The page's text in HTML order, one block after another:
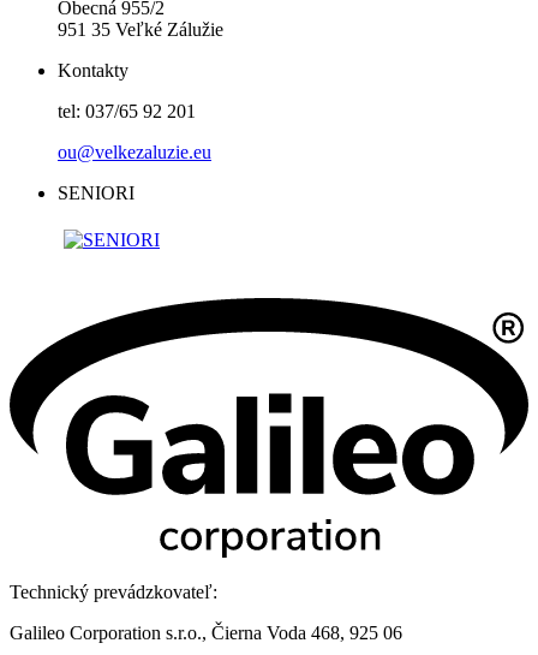
Obecná 955/2
951 35 Veľké Zálužie
Kontakty
tel: 037/65 92 201
ou@velkezaluzie.eu
SENIORI
Technický prevádzkovateľ:
Galileo Corporation s.r.o., Čierna Voda 468, 925 06